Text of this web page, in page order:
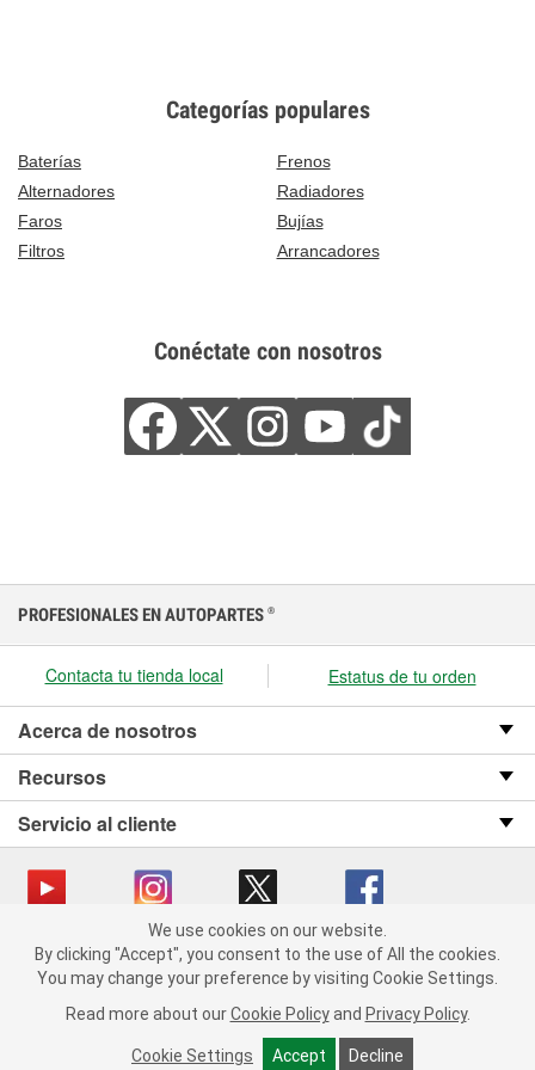
Categorías populares
Baterías
Frenos
Alternadores
Radiadores
Faros
Bujías
Filtros
Arrancadores
Conéctate con nosotros
We use cookies on our website. By clicking "Accept", you consent
to the use of All the cookies.
You may change your preference by visiting Cookie Settings.
Read more about our Cookie Policy and Privacy Policy.
Cookie Settings Accept Decline
PROFESIONALES EN AUTOPARTES ®
Contacta tu tienda local Estatus de tu orden
Acerca de nosotros
Recursos
Servicio al cliente
Copyright © 2008-2026 O’Reilly Auto Parts v OST_3.2.0.0.729 (3) cv1361
catalog_main
Política de privacidad
Ley de transparencia en las cadenas de suministro
We use cookies on our website.
By clicking "Accept", you consent to the use of All the cookies.
You may change your preference by visiting Cookie Settings.
Read more about our Cookie Policy and Privacy Policy.
Cookie Settings Accept Decline